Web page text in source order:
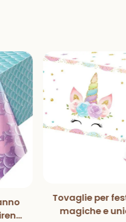
Tovaglie per
magiche e